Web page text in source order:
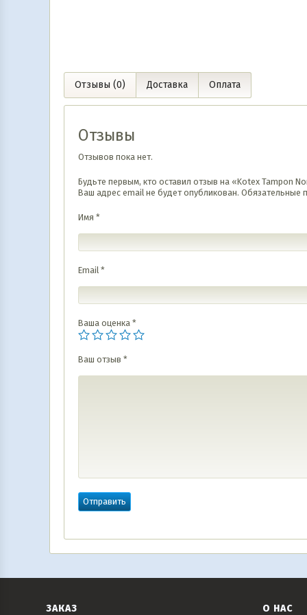
Отзывы (0) Доставка Оплата
Отзывы
Отзывов пока нет.
Будьте первым, кто оставил отзыв на «Kotex Tampon
Ваш адрес email не будет опубликован. Обязательные
Имя *
Email *
Ваша оценка *
Ваш отзыв *
ЗАКАЗ О НАС